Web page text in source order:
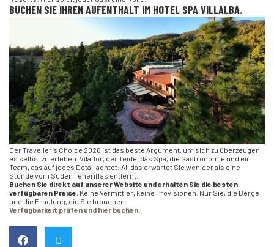
BUCHEN SIE IHREN AUFENTHALT IM HOTEL SPA VILLALBA.
Der Traveller’s Choice 2026 ist das beste Argument, um sich zu überzeugen,
es selbst zu erleben. Vilaflor, der Teide, das Spa, die Gastronomie und ein
Team, das auf jedes Detail achtet: All das erwartet Sie weniger als eine
Stunde vom Süden Teneriffas entfernt.
Buchen Sie direkt auf unserer Website und erhalten Sie die besten
verfügbaren Preise. Keine Vermittler, keine Provisionen. Nur Sie, die Berge
und die Erholung, die Sie brauchen.
Verfügbarkeit prüfen und hier buchen